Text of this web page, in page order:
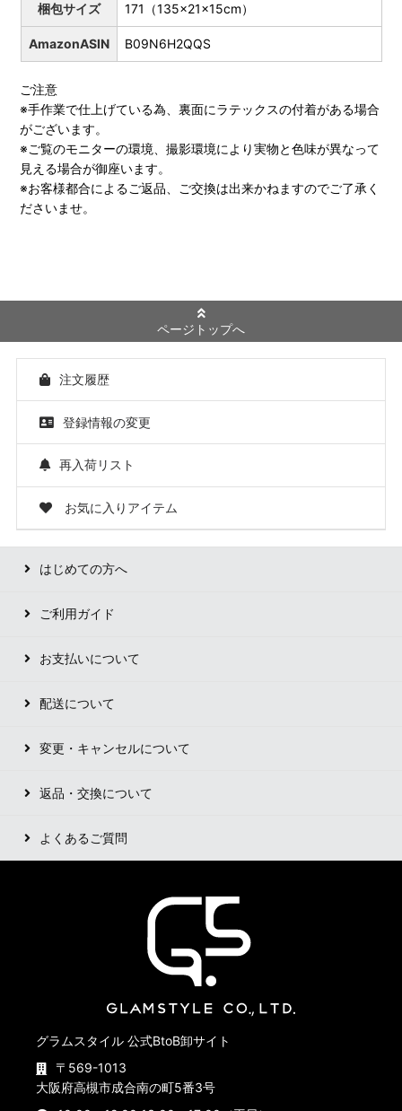
梱包サイズ 171（135x21x15cm）
AmazonASIN B09N6H2QQS
ご注意
※手作業で仕上げている為、裏面にラテックスの付着がある場合
がございます。
※ご覧のモニターの環境、撮影環境により実物と色味が異なって
見える場合が御座います。
※お客様都合によるご返品、ご交換は出来かねますのでご了承く
ださいませ。
ページトップへ
注文履歴
登録情報の変更
再入荷リスト
お気に入りアイテム
はじめての方へ
ご利用ガイド
お支払いについて
配送について
変更・キャンセルについて
返品・交換について
よくあるご質問
グラムスタイル 公式BtoB卸サイト
〒569-1013
大阪府高槻市成合南の町5番3号